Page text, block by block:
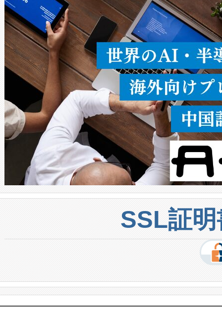
うにします。遠距離まで届く
密度なスキャ […]
SSL証